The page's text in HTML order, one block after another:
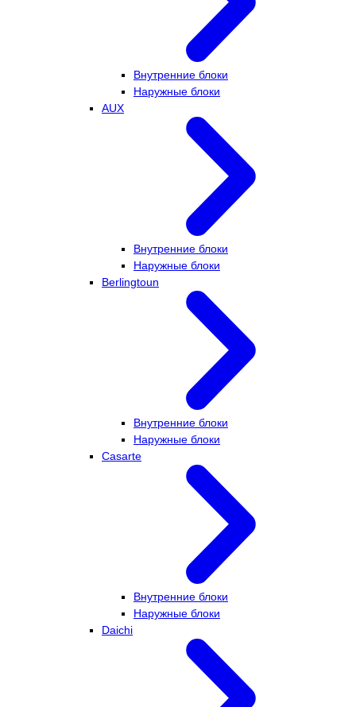
Внутренние блоки
Наружные блоки
AUX
Внутренние блоки
Наружные блоки
Berlingtoun
Внутренние блоки
Наружные блоки
Casarte
Внутренние блоки
Наружные блоки
Daichi